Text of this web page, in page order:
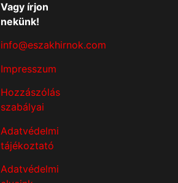
Vagy írjon
nekünk!
info@eszakhirnok.com
Impresszum
Hozzászólás
szabályai
Adatvédelmi
tájékoztató
Adatvédelmi